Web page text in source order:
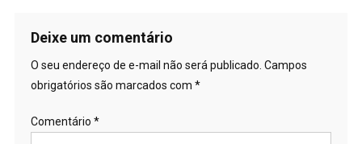
Deixe um comentário
O seu endereço de e-mail não será publicado. Campos
obrigatórios são marcados com *
Comentário *